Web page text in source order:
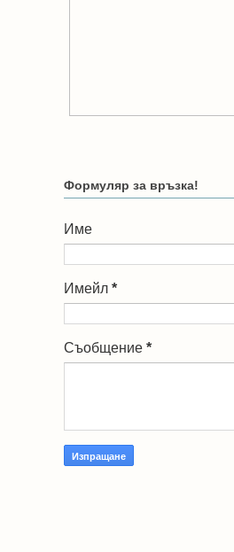
Формуляр за връзка!
Име
Имейл *
Съобщение *